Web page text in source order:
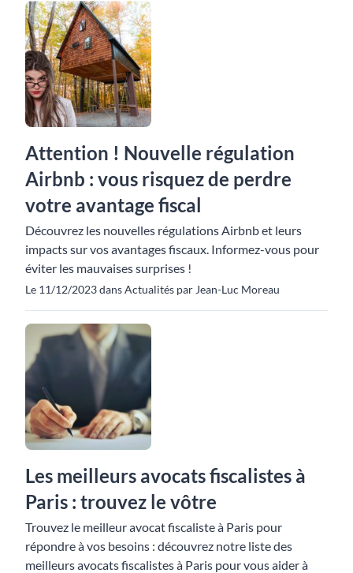
Attention ! Nouvelle régulation
Airbnb : vous risquez de perdre
votre avantage fiscal
Découvrez les nouvelles régulations Airbnb et leurs
impacts sur vos avantages fiscaux. Informez-vous pour
éviter les mauvaises surprises !
Le 11/12/2023 dans Actualités par Jean-Luc Moreau
Les meilleurs avocats fiscalistes à
Paris : trouvez le vôtre
Trouvez le meilleur avocat fiscaliste à Paris pour
répondre à vos besoins : découvrez notre liste des
meilleurs avocats fiscalistes à Paris pour vous aider à